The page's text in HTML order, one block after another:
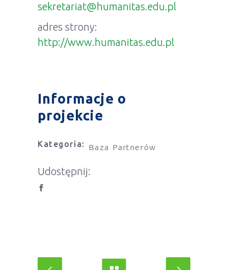
sekretariat@humanitas.edu.pl
adres strony:
http://www.humanitas.edu.pl
Informacje o
projekcie
Kategoria: Baza Partnerów
Udostępnij: